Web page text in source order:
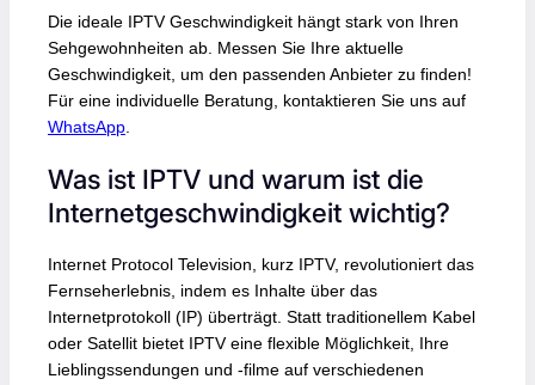
Die ideale IPTV Geschwindigkeit hängt stark von Ihren
Sehgewohnheiten ab. Messen Sie Ihre aktuelle
Geschwindigkeit, um den passenden Anbieter zu finden!
Für eine individuelle Beratung, kontaktieren Sie uns auf
WhatsApp.
Was ist IPTV und warum ist die
Internetgeschwindigkeit wichtig?
Internet Protocol Television, kurz IPTV, revolutioniert das
Fernseherlebnis, indem es Inhalte über das
Internetprotokoll (IP) überträgt. Statt traditionellem Kabel
oder Satellit bietet IPTV eine flexible Möglichkeit, Ihre
Lieblingssendungen und -filme auf verschiedenen